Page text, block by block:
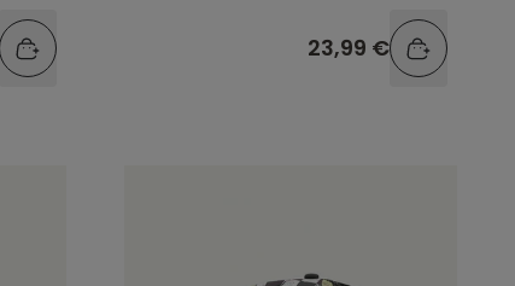
23,99 €